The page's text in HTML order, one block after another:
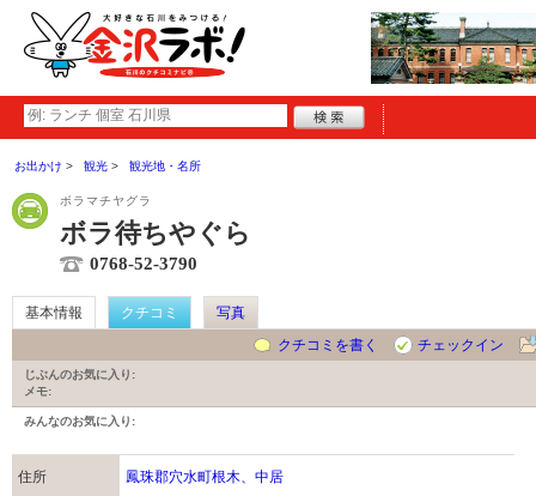
お出かけ 観光 観光地・名所
ボラマチヤグラ
ボラ待ちやぐら
0768-52-3790
基本情報 クチコミ
写真
クチコミを書く
チェックイン
じぶんのお気に入り:
メモ:
みんなのお気に入り:
住所 鳳珠郡穴水町根木、中居